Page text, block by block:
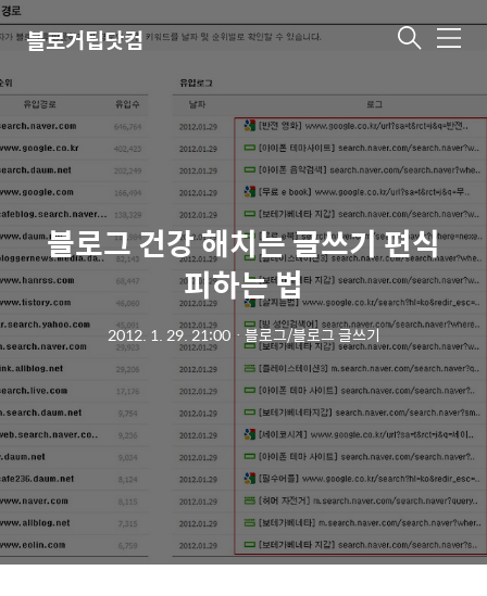
블로거팁닷컴 메
블로그 건강 해치는 글쓰기 편식
피하는 법
2012. 1. 29. 21:00ㆍ블로그/블로그 글쓰기